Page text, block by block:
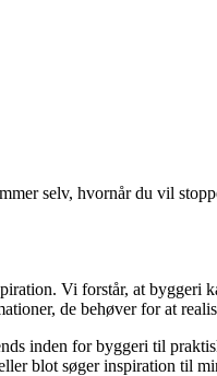
selv, hvornår du vil
Vi forstår, at
de behøver for at
inden for byggeri til
blot søger inspiration til